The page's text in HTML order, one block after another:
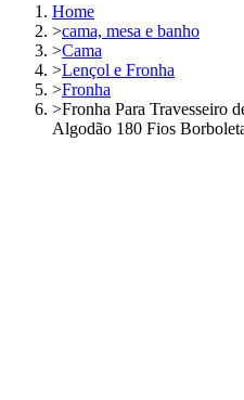
Home
>cama, mesa e banho
>Cama
>Lençol e Fronha
>Fronha
>Fronha Para Travesseiro
Algodão 180 Fios